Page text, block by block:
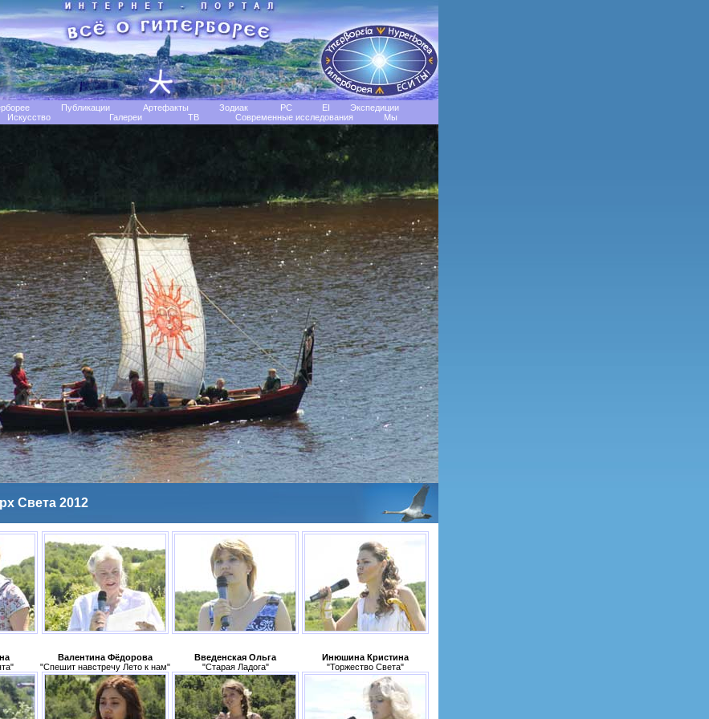
Публикации Артефакты Зодиак РС EI
Экспедиции
Искусство Галереи TB Современные исследования Мы
Света 2012
Валентина Фёдорова
"Спешит навстречу Лето к нам"
Введенская Ольга
"Старая Ладога"
Инюшина Кристина
"Торжество Света"